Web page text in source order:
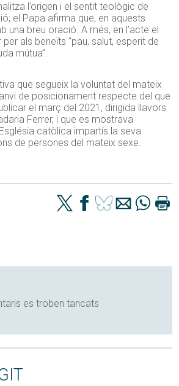
l’origen i el sentit teològic de
el Papa afirma que, en aquests
una breu oració. A més, en l’acte el
als beneïts “pau, salut, esperit de
mútua”.
que segueix la voluntat del mateix
de posicionament respecte del que
el març del 2021, dirigida llavors
Ferrer, i que es mostrava
catòlica impartís la seva
de persones del mateix sexe.
es troben tancats